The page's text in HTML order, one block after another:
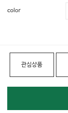
color
관심상품